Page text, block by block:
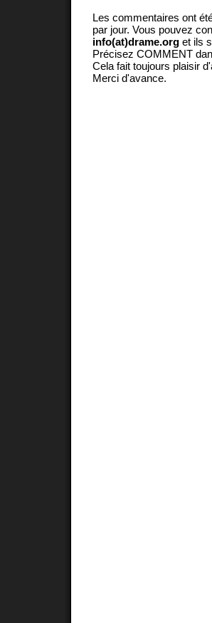
Les commentaires ont
par jour. Vous pouvez
info(at)drame.org et ils
Précisez COMMENT
Cela fait toujours plaisir
Merci d'avance.